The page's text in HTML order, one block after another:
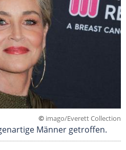
© imago/Everett Collection
Männer getroffen.